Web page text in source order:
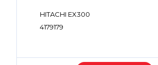
HITACHI EX300
4179179